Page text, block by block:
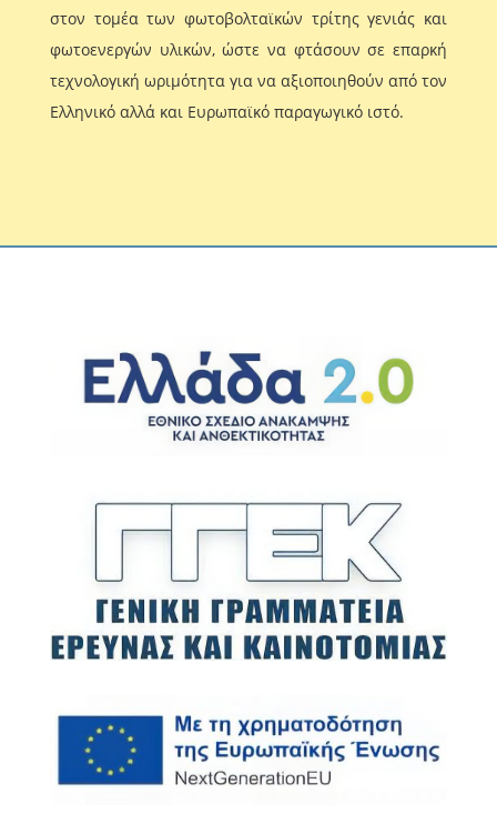
στον τομέα των φωτοβολταϊκών τρίτης γενιάς και
φωτοενεργών υλικών, ώστε να φτάσουν σε επαρκή
τεχνολογική ωριμότητα για να αξιοποιηθούν από τον
Ελληνικό αλλά και Ευρωπαϊκό παραγωγικό ιστό.